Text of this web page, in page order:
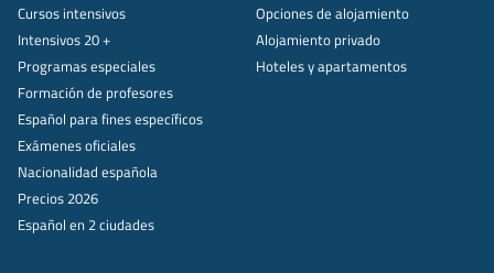
Cursos intensivos
Intensivos 20 +
Programas especiales
Formación de profesores
Español para fines específicos
Exámenes oficiales
Nacionalidad española
Precios 2026
Español en 2 ciudades
Opciones de alojamiento
Alojamiento privado
Hoteles y apartamentos